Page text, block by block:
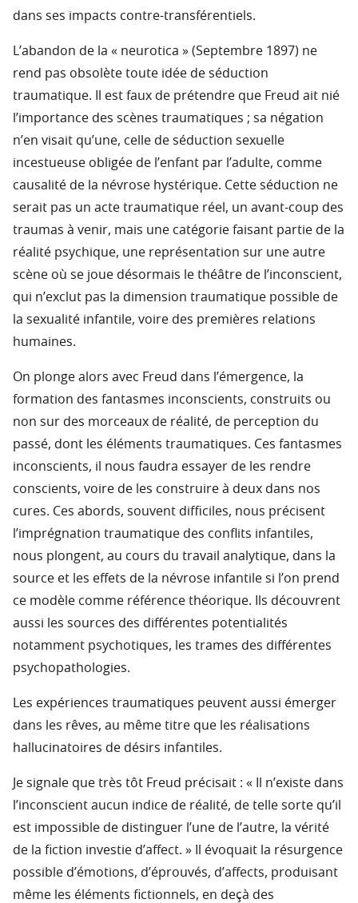
dans ses impacts contre-transférentiels.
L’abandon de la « neurotica » (Septembre 1897) ne
rend pas obsolète toute idée de séduction
traumatique. Il est faux de prétendre que Freud ait nié
l’importance des scènes traumatiques ; sa négation
n’en visait qu’une, celle de séduction sexuelle
incestueuse obligée de l’enfant par l’adulte, comme
causalité de la névrose hystérique. Cette séduction ne
serait pas un acte traumatique réel, un avant-coup des
traumas à venir, mais une catégorie faisant partie de la
réalité psychique, une représentation sur une autre
scène où se joue désormais le théâtre de l’inconscient,
qui n’exclut pas la dimension traumatique possible de
la sexualité infantile, voire des premières relations
humaines.
On plonge alors avec Freud dans l’émergence, la
formation des fantasmes inconscients, construits ou
non sur des morceaux de réalité, de perception du
passé, dont les éléments traumatiques. Ces fantasmes
inconscients, il nous faudra essayer de les rendre
conscients, voire de les construire à deux dans nos
cures. Ces abords, souvent difficiles, nous précisent
l’imprégnation traumatique des conflits infantiles,
nous plongent, au cours du travail analytique, dans la
source et les effets de la névrose infantile si l’on prend
ce modèle comme référence théorique. Ils découvrent
aussi les sources des différentes potentialités
notamment psychotiques, les trames des différentes
psychopathologies.
Les expériences traumatiques peuvent aussi émerger
dans les rêves, au même titre que les réalisations
hallucinatoires de désirs infantiles.
Je signale que très tôt Freud précisait : « Il n’existe dans
l’inconscient aucun indice de réalité, de telle sorte qu’il
est impossible de distinguer l’une de l’autre, la vérité
de la fiction investie d’affect. » Il évoquait la résurgence
possible d’émotions, d’éprouvés, d’affects, produisant
même les éléments fictionnels, en deçà des